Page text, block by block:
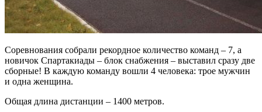
Соревнования собрали рекордное количество команд – 7, а
новичок Спартакиады – блок снабжения – выставил сразу две
сборные! В каждую команду вошли 4 человека: трое мужчин
и одна женщина.
Общая длина дистанции – 1400 метров.